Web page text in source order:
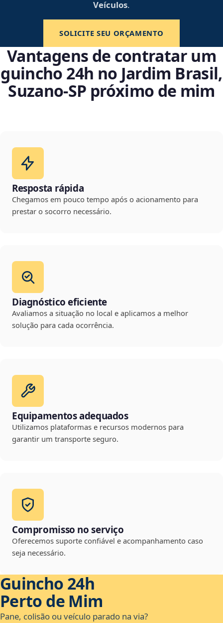
Veículos.
SOLICITE SEU ORÇAMENTO
Vantagens de contratar um
guincho 24h no Jardim Brasil,
Suzano‑SP próximo de mim
Resposta rápida
Chegamos em pouco tempo após o acionamento para
prestar o socorro necessário.
Diagnóstico eficiente
Avaliamos a situação no local e aplicamos a melhor
solução para cada ocorrência.
Equipamentos adequados
Utilizamos plataformas e recursos modernos para
garantir um transporte seguro.
Compromisso no serviço
Oferecemos suporte confiável e acompanhamento caso
seja necessário.
Guincho 24h
Perto de Mim
Pane, colisão ou veículo parado na via?